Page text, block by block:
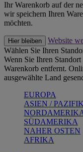
Ihr Warenkorb auf der
wir speichern Ihren
möchten.
Hier bleiben
Website
Wählen Sie Ihren
Wenn Sie Ihren
Warenkorb entfernt.
ausgewählte Land
EUROPA
ASIEN /
SÜDAMERIKA
NAHER OSTEN
AFRIKA